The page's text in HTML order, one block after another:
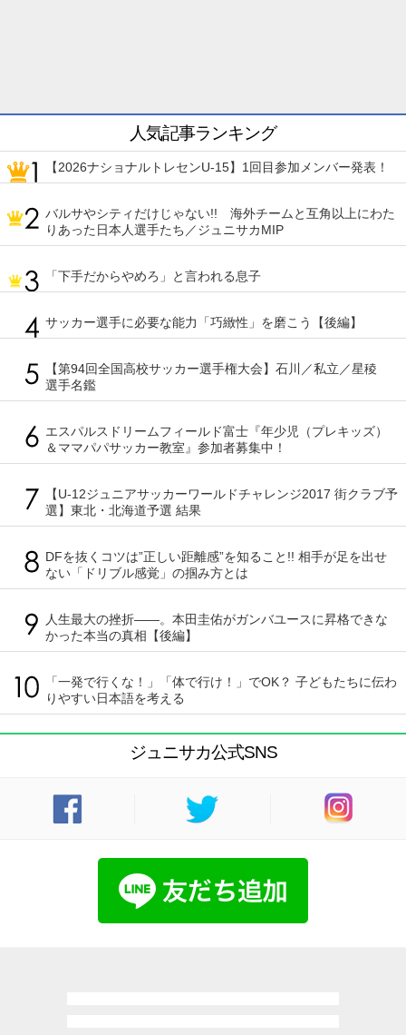
人気記事ランキング
【2026ナショナルトレセンU-15】1回目参加メンバー発表！
バルサやシティだけじゃない!! 海外チームと互角以上にわた
りあった日本人選手たち／ジュニサカMIP
「下手だからやめろ」と言われる息子
サッカー選手に必要な能力「巧緻性」を磨こう【後編】
【第94回全国高校サッカー選手権大会】石川／私立／星稜
選手名鑑
エスパルスドリームフィールド富士『年少児（プレキッズ）
＆ママパパサッカー教室』参加者募集中！
【U-12ジュニアサッカーワールドチャレンジ2017 街クラブ予
選】東北・北海道予選 結果
DFを抜くコツは”正しい距離感”を知ること!! 相手が足を出せ
ない「ドリブル感覚」の掴み方とは
人生最大の挫折――。本田圭佑がガンバユースに昇格できな
かった本当の真相【後編】
「一発で行くな！」「体で行け！」でOK？ 子どもたちに伝わ
りやすい日本語を考える
ジュニサカ公式SNS